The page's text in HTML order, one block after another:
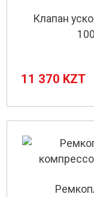
Клапан
11 370 KZT